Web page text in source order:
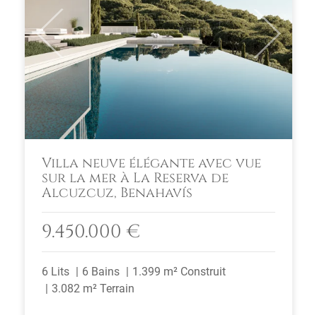
Previous Next
Villa neuve élégante avec vue
sur la mer à La Reserva de
Alcuzcuz, Benahavís
9.450.000 €
6 Lits 6 Bains
1.399 m² Construit
3.082 m² Terrain